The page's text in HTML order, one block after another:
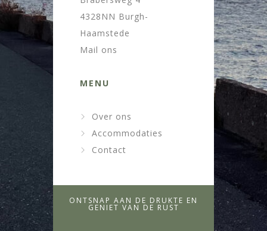
4328NN Burgh-
Haamstede
Mail ons
MENU
Over ons
Accommodaties
Contact
ONTSNAP AAN DE DRUKTE EN
GENIET VAN DE RUST